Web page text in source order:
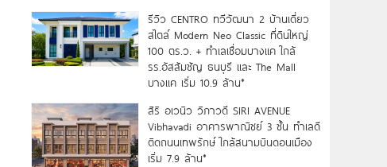
รีวิว CENTRO ทวีวัฒนา 2 บ้านเดี่ยว
สไตล์ Modern Neo Classic ที่ดินใหญ่
100 ตร.ว. + ทำเลเชื่อมบางแค ใกล้
รร.อัสสัมชัญ ธนบุรี และ The Mall
บางแค เริ่ม 10.9 ล้าน*
สิริ อเวนิว วิภาวดี SIRI AVENUE
Vibhavadi อาคารพาณิชย์ 3 ชั้น ทำเลดี
ติดถนนเทพรักษ์ ใกล้สนามบินดอนเมือง
เริ่ม 7.9 ล้าน*